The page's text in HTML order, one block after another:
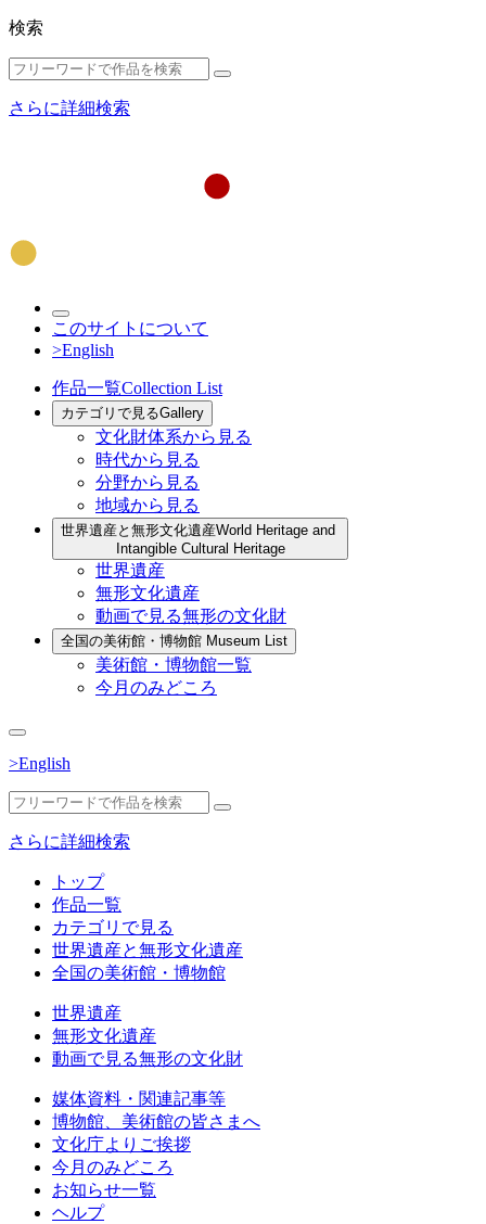
検索
さらに詳細検索
このサイトについて
>English
作品一覧Collection List
カテゴリで見るGallery
文化財体系から見る
時代から見る
分野から見る
地域から見る
世界遺産と無形文化遺産World Heritage and
Intangible Cultural Heritage
世界遺産
無形文化遺産
動画で見る無形の文化財
全国の美術館・博物館 Museum List
美術館・博物館一覧
今月のみどころ
>English
さらに詳細検索
トップ
作品一覧
カテゴリで見る
世界遺産と無形文化遺産
全国の美術館・博物館
世界遺産
無形文化遺産
動画で見る無形の文化財
媒体資料・関連記事等
博物館、美術館の皆さまへ
文化庁よりご挨拶
今月のみどころ
お知らせ一覧
ヘルプ